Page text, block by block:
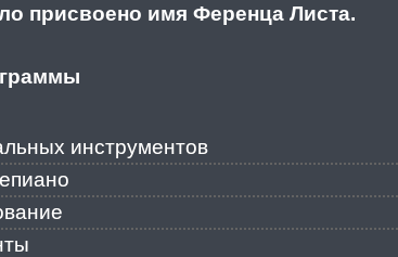
присвоено имя Ференца Листа.
инструментов